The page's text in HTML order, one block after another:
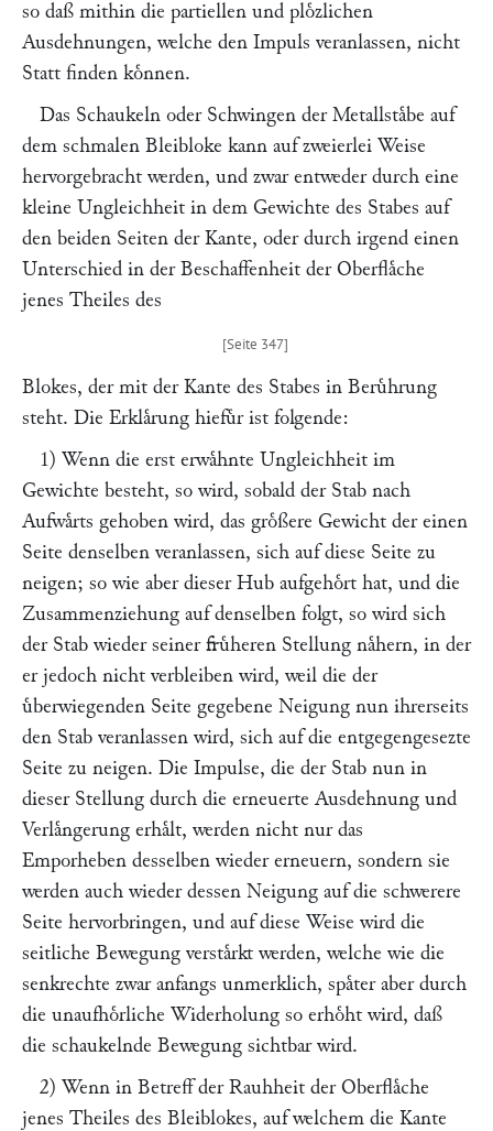
so daß mithin die partiellen und ploͤzlichen
Ausdehnungen, welche den Impuls veranlassen, nicht
Statt finden koͤnnen.
Das Schaukeln oder Schwingen der Metallstaͤbe auf
dem schmalen Bleibloke kann auf zweierlei Weise
hervorgebracht werden, und zwar entweder durch eine
kleine Ungleichheit in dem Gewichte des Stabes auf
den beiden Seiten der Kante, oder durch irgend einen
Unterschied in der Beschaffenheit der Oberflaͤche
jenes Theiles des
Blokes, der mit der Kante des Stabes in Beruͤhrung
steht. Die Erklaͤrung hiefuͤr ist folgende:
1) Wenn die erst erwaͤhnte Ungleichheit im
Gewichte besteht, so wird, sobald der Stab nach
Aufwaͤrts gehoben wird, das groͤßere Gewicht der einen
Seite denselben veranlassen, sich auf diese Seite zu
neigen; so wie aber dieser Hub aufgehoͤrt hat, und die
Zusammenziehung auf denselben folgt, so wird sich
der Stab wieder seiner fruͤheren Stellung naͤhern, in der
er jedoch nicht verbleiben wird, weil die der
uͤberwiegenden Seite gegebene Neigung nun ihrerseits
den Stab veranlassen wird, sich auf die entgegengesezte
Seite zu neigen. Die Impulse, die der Stab nun in
dieser Stellung durch die erneuerte Ausdehnung und
Verlaͤngerung erhaͤlt, werden nicht nur das
Emporheben desselben wieder erneuern, sondern sie
werden auch wieder dessen Neigung auf die schwerere
Seite hervorbringen, und auf diese Weise wird die
seitliche Bewegung verstaͤrkt werden, welche wie die
senkrechte zwar anfangs unmerklich, spaͤter aber durch
die unaufhoͤrliche Widerholung so erhoͤht wird, daß
die schaukelnde Bewegung sichtbar wird.
2) Wenn in Betreff der Rauhheit der Oberflaͤche
jenes Theiles des Bleiblokes, auf welchem die Kante